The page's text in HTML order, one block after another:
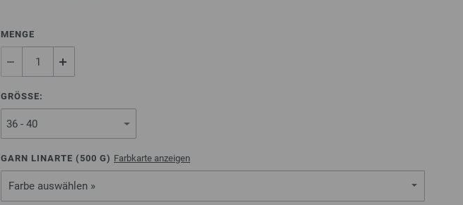
MENGE
GRÖSSE:
GARN LINARTE ( 500 G) Farbkarte anzeigen
Farbe auswählen »